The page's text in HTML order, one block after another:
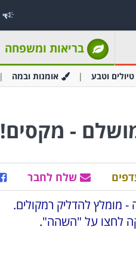
בריאות ומשפחה
טיולים וטבע אומנות ובמה
- מקסים!
שלח לחבר
- מומלץ להדליק רמקולים.
לחצו על "השהה".